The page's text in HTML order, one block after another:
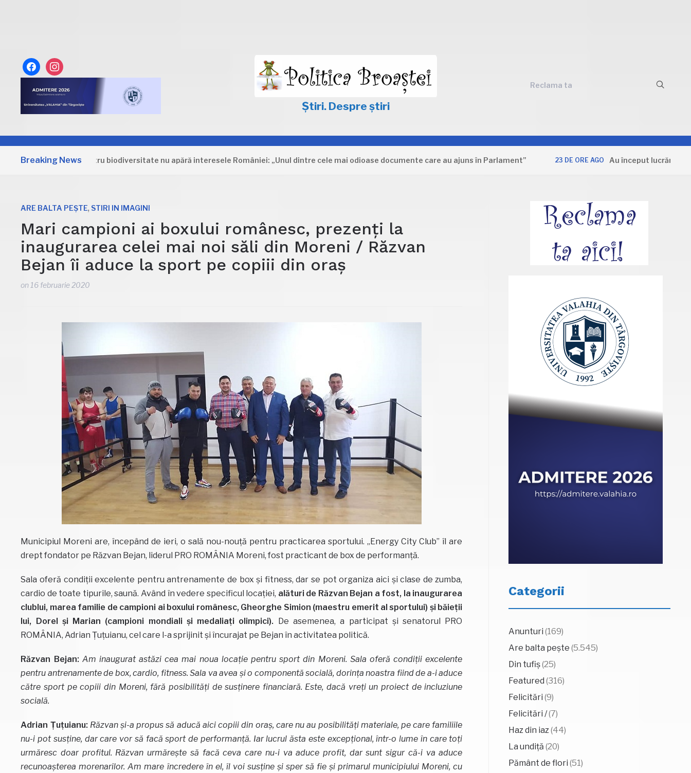
facebookinstagram
Știri. Despre știri
Reclama ta
Breaking News
Strategia pentru biodiversitate nu apără interesele României: „Unul dintre cele mai odioase documente care au ajuns în Parlament” 23 DE ORE AGO Au început lucrările la Secția
ARE BALTA PEȘTE, STIRI IN IMAGINI
Mari campioni ai boxului românesc, prezenți la
inaugurarea celei mai noi săli din Moreni / Răzvan
Bejan îi aduce la sport pe copiii din oraș
on 16 februarie 2020
Municipiul Moreni are, începând de ieri, o sală nou-nouță pentru practicarea sportului. „Energy City Club” îl are
drept fondator pe Răzvan Bejan, liderul PRO ROMÂNIA Moreni, fost practicant de box de performanță.
Sala oferă condiții excelente pentru antrenamente de box și fitness, dar se pot organiza aici și clase de zumba,
cardio de toate tipurile, saună. Având în vedere specificul locației, alături de Răzvan Bejan a fost, la inaugurarea
clublui, marea familie de campioni ai boxului românesc, Gheorghe Simion (maestru emerit al sportului) și băieții
lui, Dorel și Marian (campioni mondiali și medaliați olimpici). De asemenea, a participat și senatorul PRO
ROMÂNIA, Adrian Țuțuianu, cel care l-a sprijinit și încurajat pe Bejan în activitatea politică.
Răzvan Bejan: Am inaugurat astăzi cea mai noua locație pentru sport din Moreni. Sala oferă condiții excelente
pentru antrenamente de box, cardio, fitness. Sala va avea și o componentă socială, dorința noastra fiind de a-i aduce
către sport pe copiii din Moreni, fără posibilități de susținere financiară. Este, dacă vreți un proiect de incluziune
socială.
Adrian Țuțuianu: Răzvan și-a propus să aducă aici copiii din oraș, care nu au posibilități materiale, pe care familiile
nu-i pot susține, dar care vor să facă sport de performanță. Iar lucrul ăsta este excepțional, într-o lume în care toți
urmăresc doar profitul. Răzvan urmărește să facă ceva care nu-i va aduce profit, dar sunt sigur că-i va aduce
recunoașterea morenarilor. Am mare încredere în el, îl voi susține și sper să fie și primarul municipiului Moreni, cu
Categorii
Anunturi (169)
Are balta pește (5.545)
Din tufiș(25)
Featured (316)
Felicitări (9)
Felicitări /(7)
Haz din iaz(44)
La undiță (20)
Pământ de flori (51)